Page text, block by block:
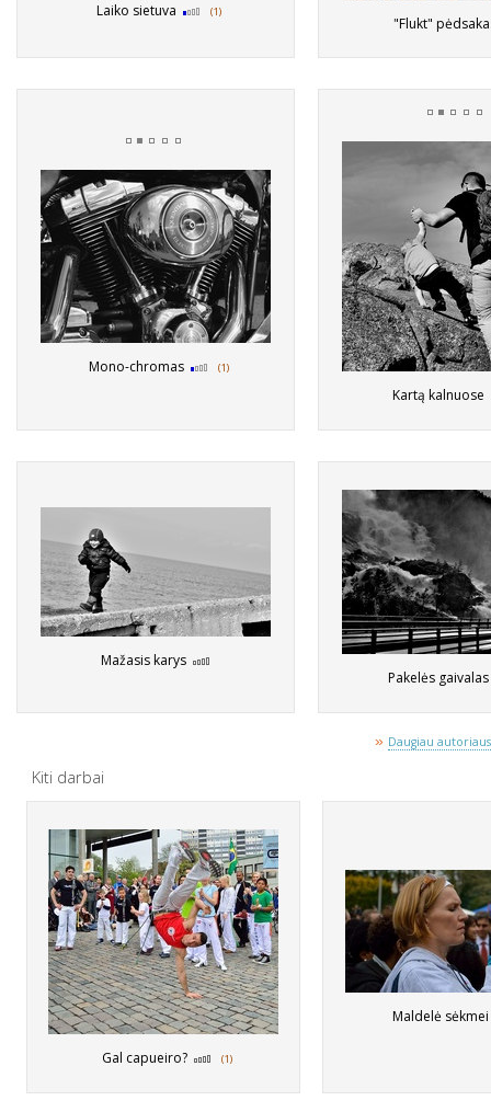
Laiko sietuva (1)
"Flukt"
Mono-chromas (1)
Kartą kalnuose
Mažasis karys
Pakelės
» Daugiau
Kiti darbai
Gal capueiro? (1)
Maldelė